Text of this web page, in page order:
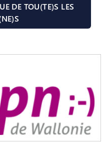
DE TOU(TE)S LES